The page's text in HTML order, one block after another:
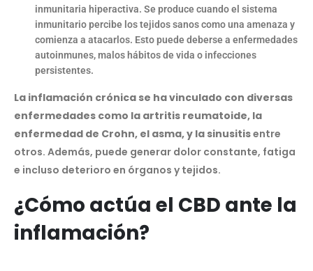
inmunitaria hiperactiva. Se produce cuando el sistema
inmunitario percibe los tejidos sanos como una amenaza y
comienza a atacarlos. Esto puede deberse a enfermedades
autoinmunes, malos hábitos de vida o infecciones
persistentes.
La inflamación crónica se ha vinculado con diversas
enfermedades como la artritis reumatoide, la
enfermedad de Crohn, el asma, y la sinusitisentre
otros. Además, puede generar dolor constante, fatiga
e incluso deterioro en órganos y tejidos.
¿Cómo actúa el CBD ante la
inflamación?